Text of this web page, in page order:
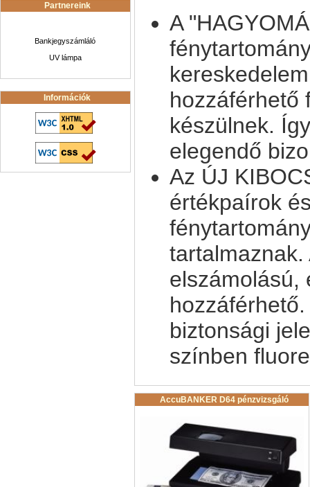
Partnereink
Bankjegyszámláló
UV lámpa
Információk
A
hozzáférhető
készülnek.
elegendő
Az ÚJ
értékpaírok
elszámolású,
biztonsági
színben
AccuBANKER D64 pénzvizsgáló